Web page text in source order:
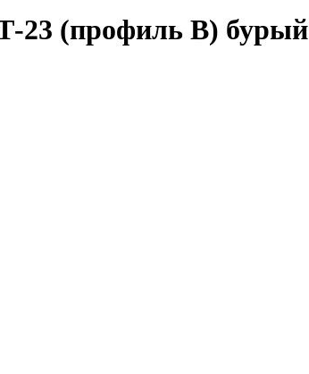
23 (профиль B) бурый